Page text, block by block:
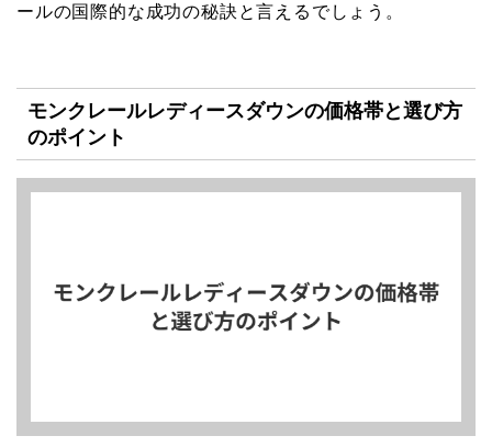
ールの国際的な成功の秘訣と言えるでしょう。
モンクレールレディースダウンの価格帯と選び方
のポイント